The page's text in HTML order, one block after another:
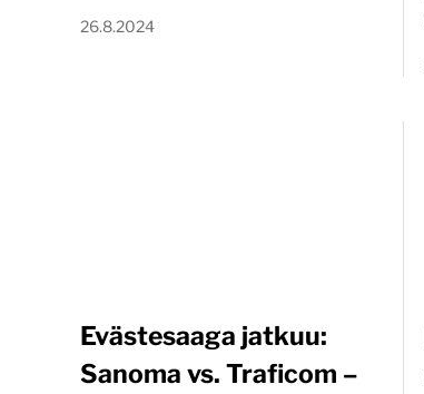
26.8.2024
Evästesaaga jatkuu:
Sanoma vs. Traficom –